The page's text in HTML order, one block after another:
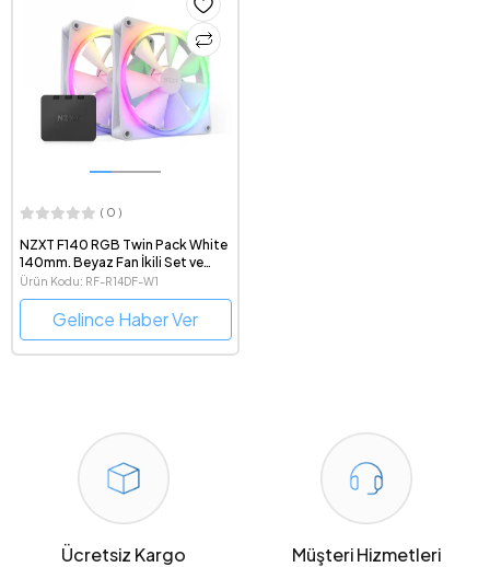
( 0 )
NZXT F140 RGB Twin Pack White
140mm. Beyaz Fan İkili Set ve
Kontrolcü Hub
Ürün Kodu: RF-R14DF-W1
Gelince Haber Ver
Ücretsiz Kargo Müşteri Hizmetleri